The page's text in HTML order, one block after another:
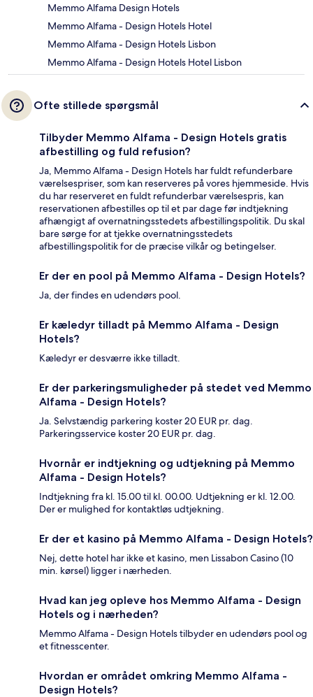
Memmo Alfama Design Hotels
Memmo Alfama - Design Hotels Hotel
Memmo Alfama - Design Hotels Lisbon
Memmo Alfama - Design Hotels Hotel Lisbon
Ofte stillede spørgsmål
Tilbyder Memmo Alfama - Design Hotels gratis
afbestilling og fuld refusion?
Ja, Memmo Alfama - Design Hotels har fuldt refunderbare
værelsespriser, som kan reserveres på vores hjemmeside. Hvis
du har reserveret en fuldt refunderbar værelsespris, kan
reservationen afbestilles op til et par dage før indtjekning
afhængigt af overnatningsstedets afbestillingspolitik. Du skal
bare sørge for at tjekke overnatningsstedets
afbestillingspolitik for de præcise vilkår og betingelser.
Er der en pool på Memmo Alfama - Design Hotels?
Ja, der findes en udendørs pool.
Er kæledyr tilladt på Memmo Alfama - Design
Hotels?
Kæledyr er desværre ikke tilladt.
Er der parkeringsmuligheder på stedet ved Memmo
Alfama - Design Hotels?
Ja. Selvstændig parkering koster 20 EUR pr. dag.
Parkeringsservice koster 20 EUR pr. dag.
Hvornår er indtjekning og udtjekning på Memmo
Alfama - Design Hotels?
Indtjekning fra kl. 15.00 til kl. 00.00. Udtjekning er kl. 12.00.
Der er mulighed for kontaktløs udtjekning.
Er der et kasino på Memmo Alfama - Design Hotels?
Nej, dette hotel har ikke et kasino, men Lissabon Casino (10
min. kørsel) ligger i nærheden.
Hvad kan jeg opleve hos Memmo Alfama - Design
Hotels og i nærheden?
Memmo Alfama - Design Hotels tilbyder en udendørs pool og
et fitnesscenter.
Hvordan er området omkring Memmo Alfama -
Design Hotels?